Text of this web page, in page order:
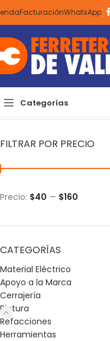
FacturaciónWhatsApp
Categorías
FILTRAR POR PRECIO
Precio: $40 — $160
CATEGORÍAS
Material Eléctrico
Apoyo a la Marca
Cerrajería
Pintura
Refacciones
Herramientas